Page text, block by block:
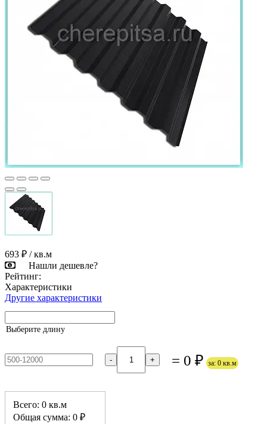
693 ₽ / кв.м
Нашли дешевле?
Рейтинг:
Характеристики
Другие характеристики
Выберите длину
- + = 0 ₽ за: 0 кв.м
Всего: 0 кв.м
Общая сумма: 0 ₽